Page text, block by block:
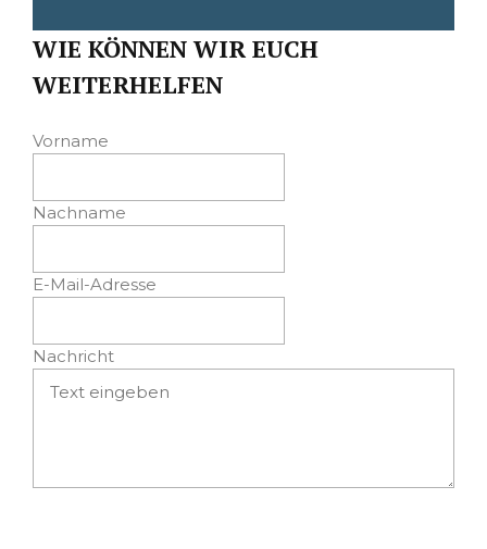
WIE KÖNNEN WIR EUCH
WEITERHELFEN
Vorname
Nachname
E-Mail-Adresse
Nachricht